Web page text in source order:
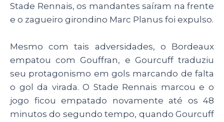
Stade Rennais, os mandantes saíram na frente
e o zagueiro girondino Marc Planus foi expulso.
Mesmo com tais adversidades, o Bordeaux
empatou com Gouffran, e Gourcuff traduziu
seu protagonismo em gols marcando de falta
o gol da virada. O Stade Rennais marcou e o
jogo ficou empatado novamente até os 48
minutos do segundo tempo, quando Gourcuff